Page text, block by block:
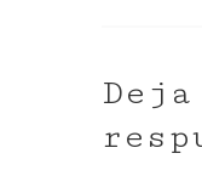
Deja